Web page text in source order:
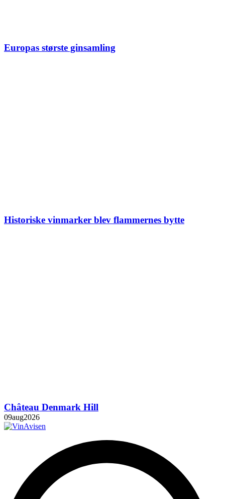
Europas største ginsamling
Historiske vinmarker blev flammernes bytte
Château Denmark Hill
09aug2026